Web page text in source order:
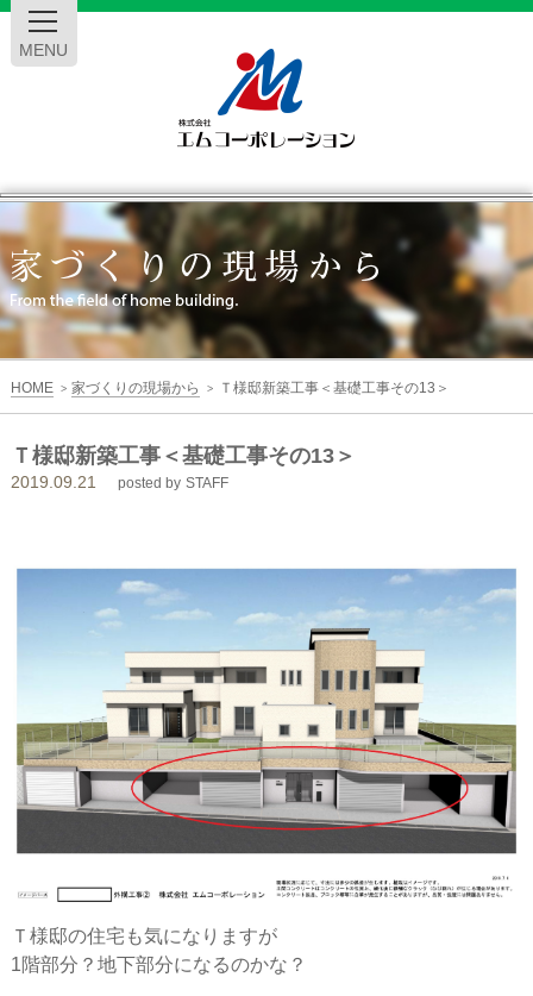
MENU
エ
ム
コ
ー
ポ
レ
ー
シ
ョ
ン
HOME > 家づくりの現場から > Ｔ様邸新築工事＜基礎工事その13＞
Ｔ様邸新築工事＜基礎工事その13＞
2019.09.21 posted by STAFF
Ｔ様邸の住宅も気になりますが
1階部分？地下部分になるのかな？